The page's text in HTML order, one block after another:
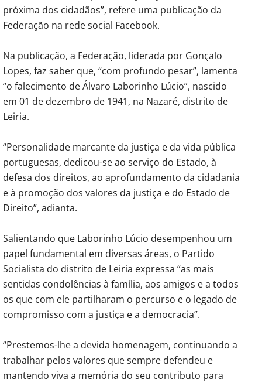
próxima dos cidadãos”, refere uma publicação da
Federação na rede social Facebook.
Na publicação, a Federação, liderada por Gonçalo
Lopes, faz saber que, “com profundo pesar”, lamenta
“o falecimento de Álvaro Laborinho Lúcio”, nascido
em 01 de dezembro de 1941, na Nazaré, distrito de
Leiria.
“Personalidade marcante da justiça e da vida pública
portuguesas, dedicou-se ao serviço do Estado, à
defesa dos direitos, ao aprofundamento da cidadania
e à promoção dos valores da justiça e do Estado de
Direito”, adianta.
Salientando que Laborinho Lúcio desempenhou um
papel fundamental em diversas áreas, o Partido
Socialista do distrito de Leiria expressa “as mais
sentidas condolências à família, aos amigos e a todos
os que com ele partilharam o percurso e o legado de
compromisso com a justiça e a democracia”.
“Prestemos-lhe a devida homenagem, continuando a
trabalhar pelos valores que sempre defendeu e
mantendo viva a memória do seu contributo para